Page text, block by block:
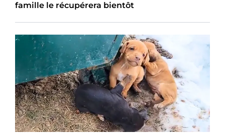
famille le récupérera bientôt